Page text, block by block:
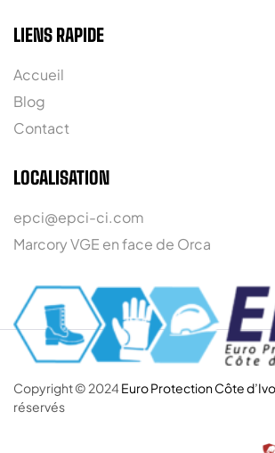
LIENS RAPIDE
Accueil
Blog
Contact
LOCALISATION
epci@epci-ci.com
Marcory VGE en face de Orca
Copyright © 2024 Euro Protection Côte
réservés